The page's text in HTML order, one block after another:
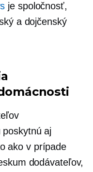
je spoločnosť,
a dojčenský
poskytnú aj
ako v prípade
dodávateľov,